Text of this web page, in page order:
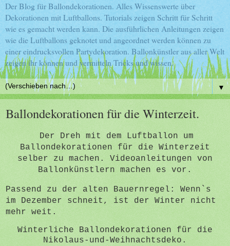
Der Blog für Ballondekorationen. Alles Wissenswerte über
Dekorationen mit Luftballons. Tutorials zeigen Schritt für Schritt
wie es gemacht werden kann. Die ausführlichen Anleitungen zeigen
wie die Luftballons geknotet und angeordnet werden können zu
einer eindrucksvollen Partydekoration. Ballonkünstler aus aller Welt
zeigen ihr können und vermitteln Tricks und wissen.
▼
Ballondekorationen für die Winterzeit.
Der Dreh mit dem Luftballon um
Ballondekorationen für die Winterzeit
selber zu machen. Videoanleitungen von
Ballonkünstlern machen es vor.
Passend zu der alten Bauernregel: Wenn`s
im Dezember schneit, ist der Winter nicht
mehr weit.
Winterliche Ballondekorationen für die
Nikolaus-und-Weihnachtsdeko.